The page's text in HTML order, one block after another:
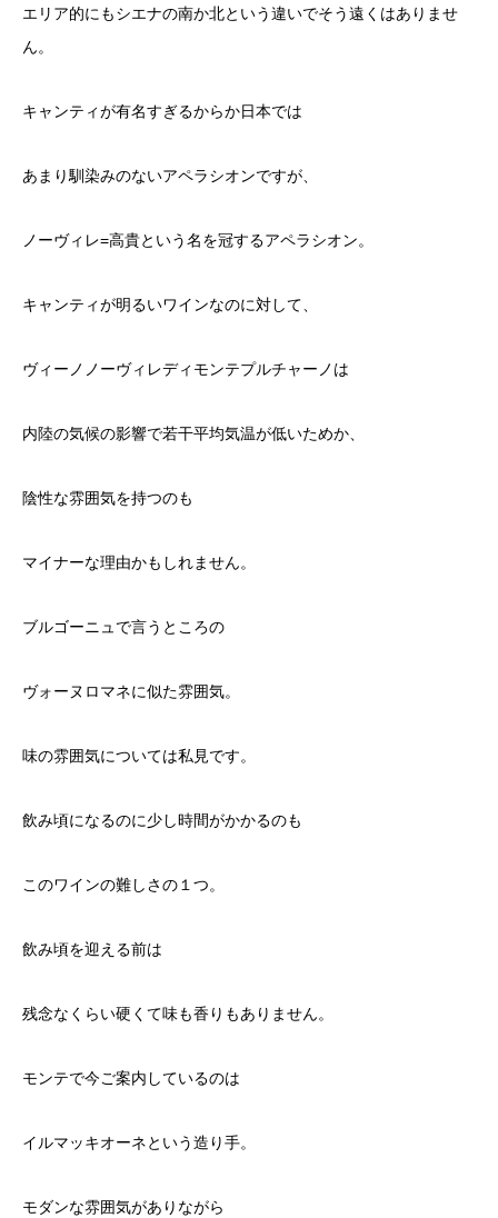
エリア的にもシエナの南か北という違いでそう遠くはありませ
ん。
キャンティが有名すぎるからか日本では
あまり馴染みのないアペラシオンですが、
ノーヴィレ=高貴という名を冠するアペラシオン。
キャンティが明るいワインなのに対して、
ヴィーノノーヴィレディモンテプルチャーノは
内陸の気候の影響で若干平均気温が低いためか、
陰性な雰囲気を持つのも
マイナーな理由かもしれません。
ブルゴーニュで言うところの
ヴォーヌロマネに似た雰囲気。
味の雰囲気については私見です。
飲み頃になるのに少し時間がかかるのも
このワインの難しさの１つ。
飲み頃を迎える前は
残念なくらい硬くて味も香りもありません。
モンテで今ご案内しているのは
イルマッキオーネという造り手。
モダンな雰囲気がありながら